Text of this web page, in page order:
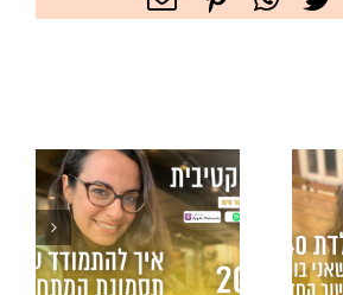
דואר
40! – 5 שיעורי
חיים שאני
בוחרת לקחת